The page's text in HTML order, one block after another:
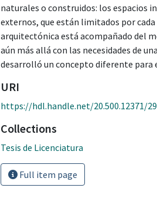
naturales o construidos: los espacios
externos, que están limitados por
arquitectónica está acompañado del
aún más allá con las necesidades de
desarrolló un concepto diferente para
URI
https://hdl.handle.net/20.500.12371/
Collections
Tesis de Licenciatura
Full item page